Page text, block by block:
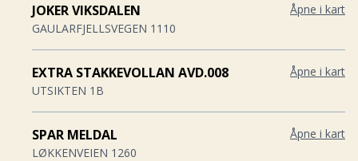
JOKER VIKSDALEN
GAULARFJELLSVEGEN 1110
Åpne i kart
EXTRA STAKKEVOLLAN AVD.008
UTSIKTEN 1B
Åpne i kart
SPAR MELDAL
LØKKENVEIEN 1260
Åpne i kart